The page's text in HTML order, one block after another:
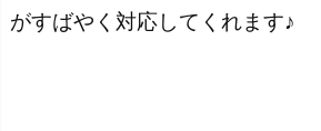
がすばやく対応してくれます♪